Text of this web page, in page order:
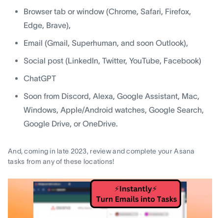
Browser tab or window (Chrome, Safari, Firefox,
Edge, Brave),
Email (Gmail, Superhuman, and soon Outlook),
Social post (LinkedIn, Twitter, YouTube, Facebook)
ChatGPT
Soon from Discord, Alexa, Google Assistant, Mac,
Windows, Apple/Android watches, Google Search,
Google Drive, or OneDrive.
And, coming in late 2023, review and complete your Asana
tasks from any of these locations!